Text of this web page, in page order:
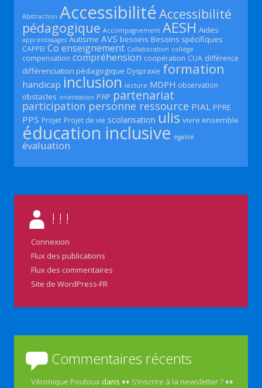
Abstraction AccessibilitéAccessibilité
pédagogique Accompagnement AESH Aides
apprentissages Autisme AVS besoins Besoins spécifiques
CAPPEI Co enseignement Collaboration collège
compensation compréhension coopération CUA différence
différenciation pédagogique Dyspraxie formation
handicap inclusion lecture MDPH observation
obstacles orientation PAP partenariat
participation personne ressource PIAL PPRE
PPS Projet Projet de vie scolarisation ulis vivre ensemble
éducation inclusive égalité
évaluation
! ! !
Connexion
Flux des publications
Flux des commentaires
Site de WordPress-FR
Commentaires récents
Véronique Poutoux dans♦♦ S’inscrire à la newsletter ? ♦♦